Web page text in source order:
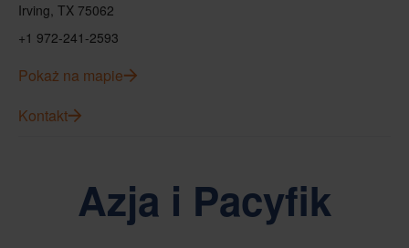
Irving, TX 75062
+1 972-241-2593
Pokaż na mapie
Kontakt
Azja i Pacyfik